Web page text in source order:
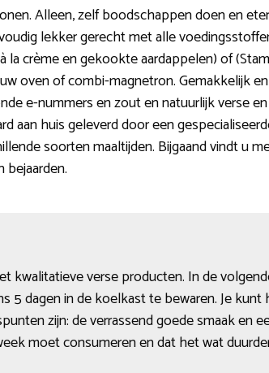
Alleen, zelf boodschappen doen en
lekker gerecht met alle
la crème en gekookte aardappelen) of
oven of combi-magnetron. Gemakkelijk
e-nummers en zout en natuurlijk verse
aan huis geleverd door een
soorten maaltijden. Bijgaand vindt u
kwalitatieve verse producten. In de
5 dagen in de koelkast te bewaren. Je
zijn: de verrassend goede smaak en
moet consumeren en dat het wat